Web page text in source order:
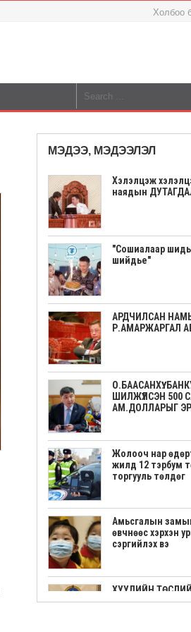
Холбоо
МЭДЭЭ, МЭДЭЭЛЭЛ
Хэлэлцэж
наядын
"Сошиалаар
шийдье"
АРДЧИЛСАН
Р.АМАРЖАРГАЛ
О.БААСАНХҮҮ:
ШИЛЖҮҮЛСЭН 500
АМ.ДОЛЛАРЫГ
Жолооч нар
жилд 12 тэрбум
торгууль төлдөг
Амьсгалын
өвчнөөс хэрхэн
сэргийлэх вэ
ХУУЛИЙН
МЭДҮҮЛЭВ